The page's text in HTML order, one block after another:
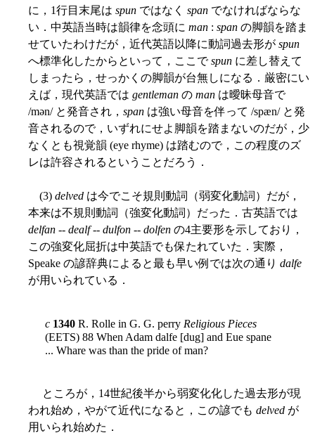
に，1行目末尾は spun ではなく span でなければならな
い．中英語当時は韻律を念頭に man : span の脚韻を踏ま
せていたわけだが，近代英語以降に動詞過去形が spun
へ標準化したからといって，ここでspun に差し替えて
しまったら，せっかくの脚韻が台無しになる．厳密にい
えば，現代英語では gentleman の man は曖昧母音で
/mən/ と発音され， span は強い母音を伴って /spæn/ と発
音されるので，いずれにせよ脚韻を踏まないのだが，少
なくとも視覚韻 (eye rhyme) は踏むので，この程度のズ
レは許容されるということだろう．
(3) delved は今でこそ規則動詞（弱変化動詞）だが，
本来は不規則動詞（強変化動詞）だった．古英語では
delfan -- dealf-- dulfon -- dolfen の4主要形を示しており，
この強変化屈折は中英語でも保たれていた．実際，
Speake の諺辞典によると最も早い例では次の通り dalfe
が用いられている．
c 1340 R. Rolle in G. G. perry Religious Pieces
(EETS) 88 When Adam dalfe [dug] and Eue spane
... Whare was than the pride of man?
ところが，14世紀後半から弱変化化した過去形が現
われ始め，やがて近代になると，この諺でも delved が
用いられ始めた．